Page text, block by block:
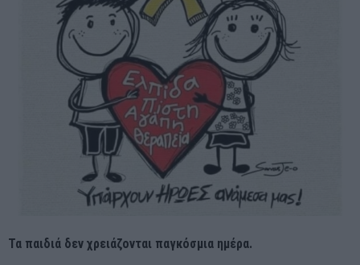
Τα παιδιά δεν χρειάζονται παγκόσμια ημέρα.